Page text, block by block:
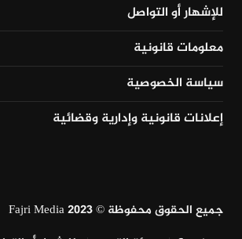
للإشهار أو التواصل
معلومات قانونية
سياسة الخصوصية
إعلانات قانونية وإدارية وقضائية
جميع الحقوق محفوظة © Fajri Media 2023